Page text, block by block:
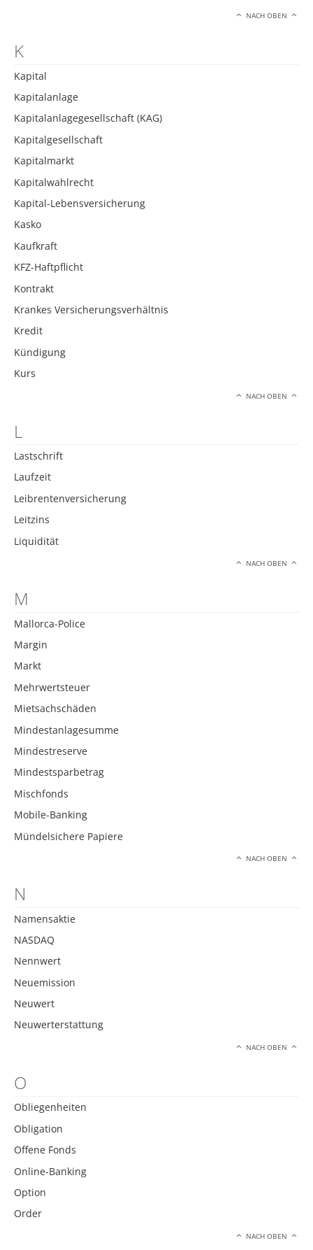
NACH OBEN
K
Kapital
Kapitalanlage
Kapitalanlagegesellschaft (KAG)
Kapitalgesellschaft
Kapitalmarkt
Kapitalwahlrecht
Kapital-Lebensversicherung
Kasko
Kaufkraft
KFZ-Haftpflicht
Kontrakt
Krankes Versicherungsverhältnis
Kredit
Kündigung
Kurs
NACH OBEN
L
Lastschrift
Laufzeit
Leibrentenversicherung
Leitzins
Liquidität
NACH OBEN
M
Mallorca-Police
Margin
Markt
Mehrwertsteuer
Mietsachschäden
Mindestanlagesumme
Mindestreserve
Mindestsparbetrag
Mischfonds
Mobile-Banking
Mündelsichere Papiere
NACH OBEN
N
Namensaktie
NASDAQ
Nennwert
Neuemission
Neuwert
Neuwerterstattung
NACH OBEN
O
Obliegenheiten
Obligation
Offene Fonds
Online-Banking
Option
Order
NACH OBEN